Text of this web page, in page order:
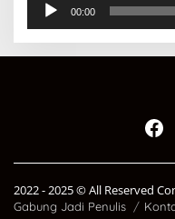
00:00
2022 - 2025 ©️ All Reserved
Gabung Jadi Penulis